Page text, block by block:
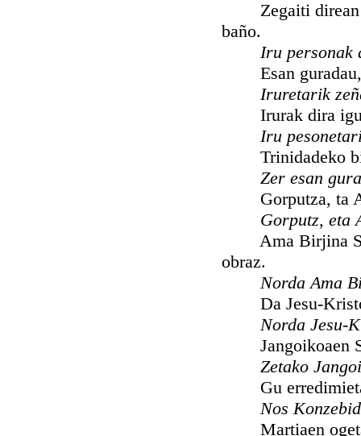
Zegaiti direan
baño.
Iru personak
Esan guradau,
Iruretarik
Irurak dira
Iru
Trinidadeko
Zer esan
Gorputza, ta
Gorputz, eta
Ama Birjina
obraz.
Norda Ama
Da Jesu-Kristo
Norda Jesu-
Jangoikoaen
Zetako
Gu
Nos
Martiaen ogeta